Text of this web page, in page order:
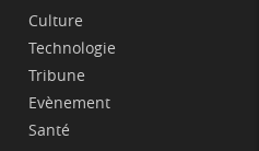
Culture
Technologie
Tribune
Evènement
Santé